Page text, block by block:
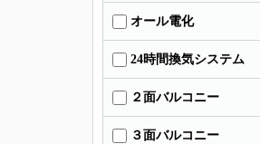
オール電化
24時間換気システム
２面バルコニー
３面バルコニー